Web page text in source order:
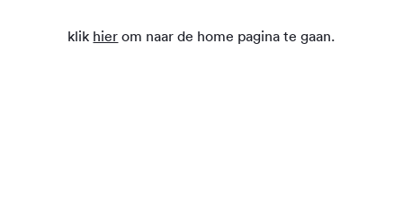
klik hier om naar de home pagina te gaan.